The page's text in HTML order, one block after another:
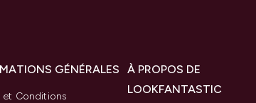
GÉNÉRALES
et Conditions
À PROPOS DE
LOOKFANTASTIC